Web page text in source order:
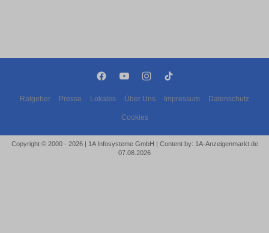
Ratgeber Presse Lokales Über Uns Impressum Datenschutz
Cookies
Copyright © 2000 - 2026 | 1A Infosysteme GmbH | Content by: 1A-Anzeigenmarkt.de
07.08.2026